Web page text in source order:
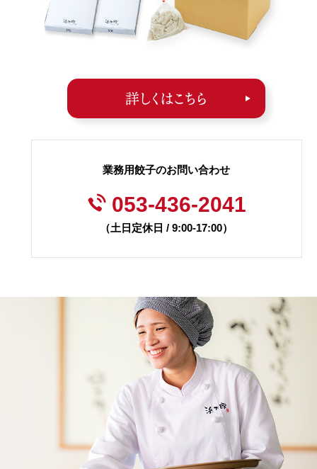
詳しくはこちら
業務用餃子のお問い合わせ
053-436-2041
（土日定休日 / 9:00-17:00）